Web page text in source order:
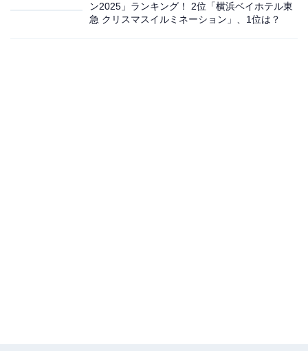
ン2025」ランキング！ 2位「横浜ベイホテル東
急 クリスマスイルミネーション」、1位は？